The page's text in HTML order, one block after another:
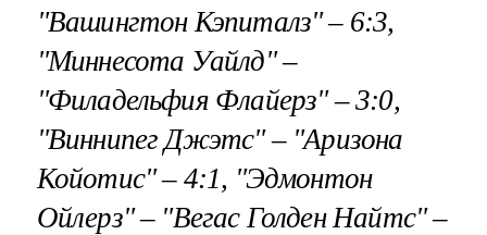
"Вашингтон Кэпиталз" – 6:3,
"Миннесота Уайлд" –
"Филадельфия Флайерз" – 3:0,
"Виннипег Джэтс" – "Аризона
Койотис" – 4:1, "Эдмонтон
Ойлерз" – "Вегас Голден Найтс" –